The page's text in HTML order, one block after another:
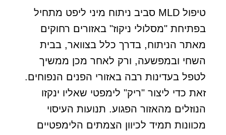
טיפול MLD סביב ניתוח מיני ליפט מתחיל
בפתיחת "מסלולי ניקוז" באזורים רחוקים
מאתר הניתוח, בדרך כלל בצוואר, בבית
השחי ובמפשעה, ורק לאחר מכן ממשיך
לטפל בעדינות רבה באזורי הפנים הנפוחים.
זאת כדי ליצור "ריק" לימפטי שאליו ינקזו
הנוזלים מהאזור הפגוע. תנועות העיסוי
מכוונות תמיד לכיוון הצמתים הלימפטיים